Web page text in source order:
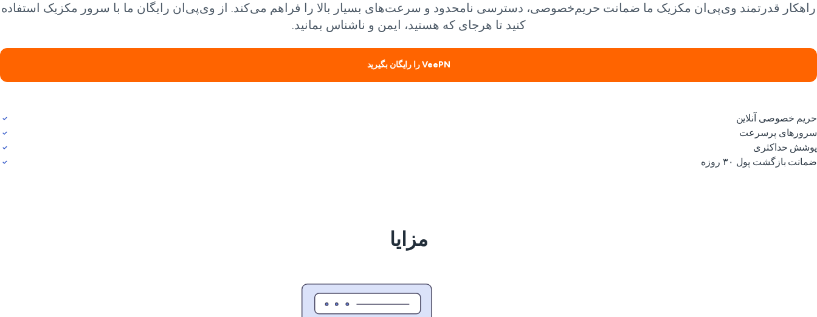
راهکار قدرتمند وی‌پی‌ان مکزیک ما ضمانت حریم‌خصوصی، دسترسی نامحدود و سرعت‌های بسیار بالا را فراهم می‌کند. از وی‌پی‌ان رایگان ما با سرور مکزیک استفاده
کنید تا هرجای که هستید، ایمن و ناشناس بمانید.
VeePN را رایگان بگیرید
حریم خصوصی آنلاین
سرورهای پرسرعت
پوشش حداکثری
ضمانت بازگشت پول ۳۰ روزه
مزایا